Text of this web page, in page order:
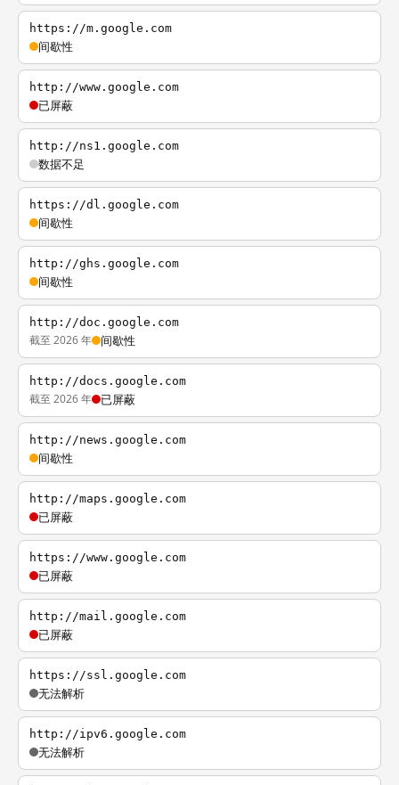
https://m.google.com
间歇性
http://www.google.com
已屏蔽
http://ns1.google.com
数据不足
https://dl.google.com
间歇性
http://ghs.google.com
间歇性
http://doc.google.com
截至 2026 年 间歇性
http://docs.google.com
截至 2026 年 已屏蔽
http://news.google.com
间歇性
http://maps.google.com
已屏蔽
https://www.google.com
已屏蔽
http://mail.google.com
已屏蔽
https://ssl.google.com
无法解析
http://ipv6.google.com
无法解析